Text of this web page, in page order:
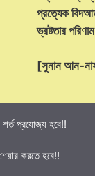
প্রত্যেক
ভ্রষ্টতার
[সুনান আন-
প্রযোজ্য হবে!!
করতে হবে!!